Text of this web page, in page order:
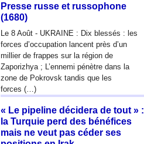
Presse russe et russophone
(1680)
Le 8 Août - UKRAINE : Dix blessés : les
forces d’occupation lancent près d’un
millier de frappes sur la région de
Zaporizhya ; L’ennemi pénètre dans la
zone de Pokrovsk tandis que les
forces (…)
« Le pipeline décidera de tout » :
la Turquie perd des bénéfices
mais ne veut pas céder ses